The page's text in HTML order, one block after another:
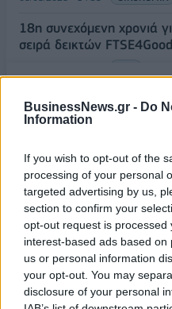
BusinessNews.gr - Do
Information
If you wish to opt-out of the
processing of your personal
targeted advertising by us,
section to confirm your
opt-out request is processed
interest-based ads based
us or personal information
your opt-out. You may
disclosure of your personal
18η συνεχόμενη χρονιά
σειρά δεικτών FTSE4Good
ΔΗΜΟΦΙΛΗ
Χρηματιστήριο: Πτώση